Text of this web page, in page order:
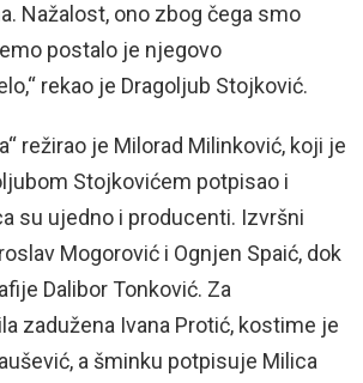
Nažalost, ono zbog čega smo
postalo je njegovo
rekao je Dragoljub Stojković.
režirao je Milorad Milinković, koji je
Stojkovićem potpisao i
su ujedno i producenti. Izvršni
Mogorović i Ognjen Spaić, dok
Dalibor Tonković. Za
zadužena Ivana Protić, kostime je
a šminku potpisuje Milica